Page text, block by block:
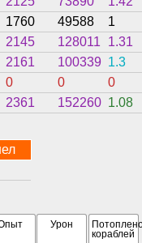
1760 49588
1
2145 128011
1.31
2161 100339 1.3
0 0
0
2361 152260 1.08
Урон
кораблей